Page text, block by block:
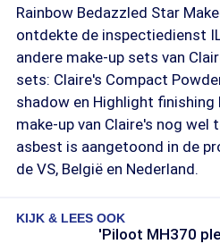
Rainbow Bedazzled Star
ontdekte de inspectiedienst
andere make-up sets van
sets: Claire's Compact
shadow en Highlight finishing
make-up van Claire's nog wel
asbest is aangetoond in de
de VS, België en Nederland.
KIJK & LEES OOK
'Piloot MH370